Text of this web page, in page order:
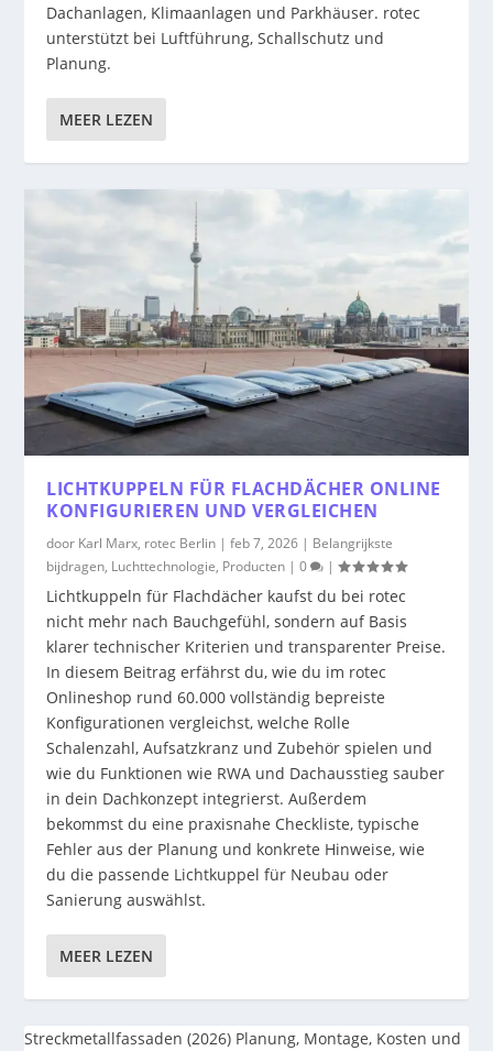
Dachanlagen, Klimaanlagen und Parkhäuser. rotec
unterstützt bei Luftführung, Schallschutz und
Planung.
MEER LEZEN
LICHTKUPPELN FÜR FLACHDÄCHER ONLINE
KONFIGURIEREN UND VERGLEICHEN
door Karl Marx, rotec Berlin |feb 7, 2026 | Belangrijkste
bijdragen, Luchttechnologie, Producten |0 |
Lichtkuppeln für Flachdächer kaufst du bei rotec
nicht mehr nach Bauchgefühl, sondern auf Basis
klarer technischer Kriterien und transparenter Preise.
In diesem Beitrag erfährst du, wie du im rotec
Onlineshop rund 60.000 vollständig bepreiste
Konfigurationen vergleichst, welche Rolle
Schalenzahl, Aufsatzkranz und Zubehör spielen und
wie du Funktionen wie RWA und Dachausstieg sauber
in dein Dachkonzept integrierst. Außerdem
bekommst du eine praxisnahe Checkliste, typische
Fehler aus der Planung und konkrete Hinweise, wie
du die passende Lichtkuppel für Neubau oder
Sanierung auswählst.
MEER LEZEN